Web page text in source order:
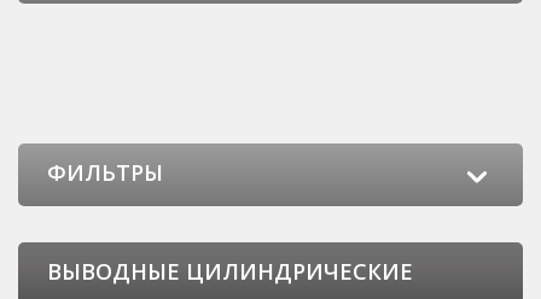
ФИЛЬТРЫ
ВЫВОДНЫЕ ЦИЛИНДРИЧЕСКИЕ